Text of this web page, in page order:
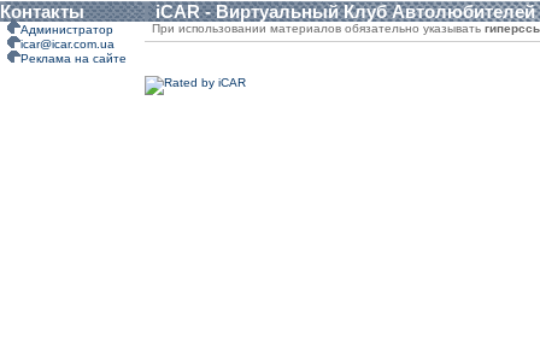
Контакты iCAR - Виртуальный Клуб Автолюбителей
Администратор
icar@icar.com.ua
Реклама на сайте
При использовании материалов обязательно указывать